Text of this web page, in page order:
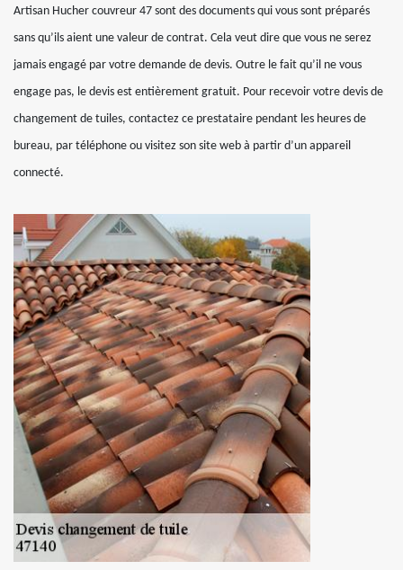
Artisan Hucher couvreur 47 sont des documents qui vous sont préparés
sans qu’ils aient une valeur de contrat. Cela veut dire que vous ne serez
jamais engagé par votre demande de devis. Outre le fait qu’il ne vous
engage pas, le devis est entièrement gratuit. Pour recevoir votre devis de
changement de tuiles, contactez ce prestataire pendant les heures de
bureau, par téléphone ou visitez son site web à partir d’un appareil
connecté.